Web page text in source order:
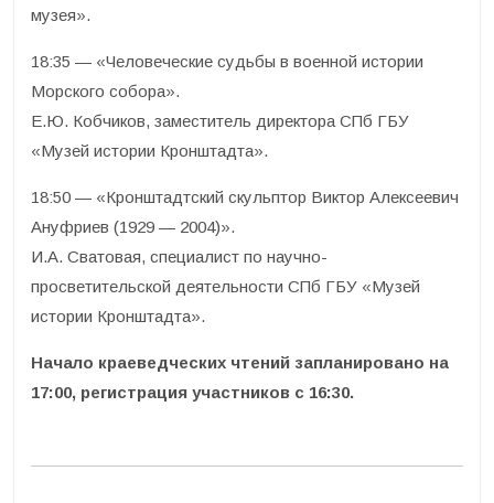
музея».
18:35 — «Человеческие судьбы в военной истории
Морского собора».
Е.Ю. Кобчиков, заместитель директора СПб ГБУ
«Музей истории Кронштадта».
18:50 — «Кронштадтский скульптор Виктор Алексеевич
Ануфриев (1929 — 2004)».
И.А. Сватовая, специалист по научно-
просветительской деятельности СПб ГБУ «Музей
истории Кронштадта».
Начало краеведческих чтений запланировано на
17:00, регистрация участников с 16:30.